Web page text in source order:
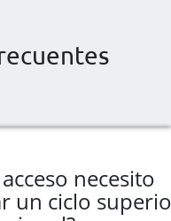
necesito
un ciclo